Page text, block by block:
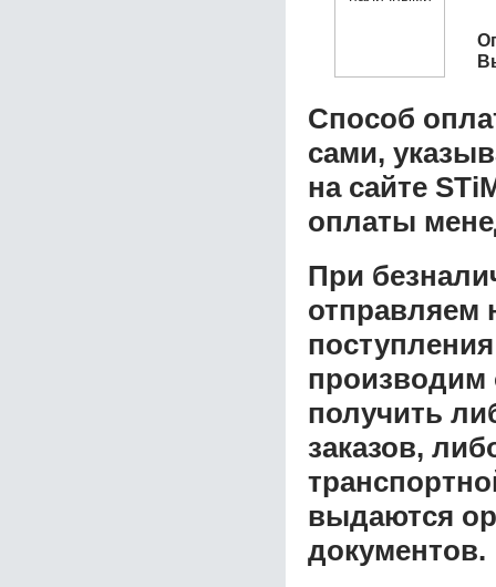
Способ
сами,
на сайте
оплаты
При
отправляем
производим
получить
заказов,
выдаются
документов.